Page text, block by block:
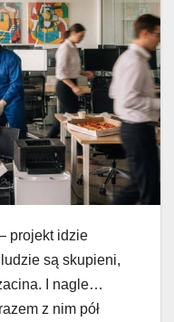
projekt idzie
są skupieni,
I nagle…
z nim pół